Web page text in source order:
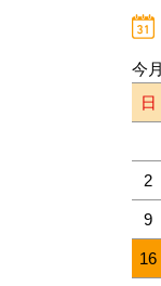
今
日
2
9
16